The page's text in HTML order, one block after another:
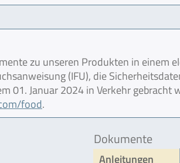
zu unseren Produkten in einem
(IFU), die
01. Januar 2024 in Verkehr
food.
Dokumente
Anleitungen